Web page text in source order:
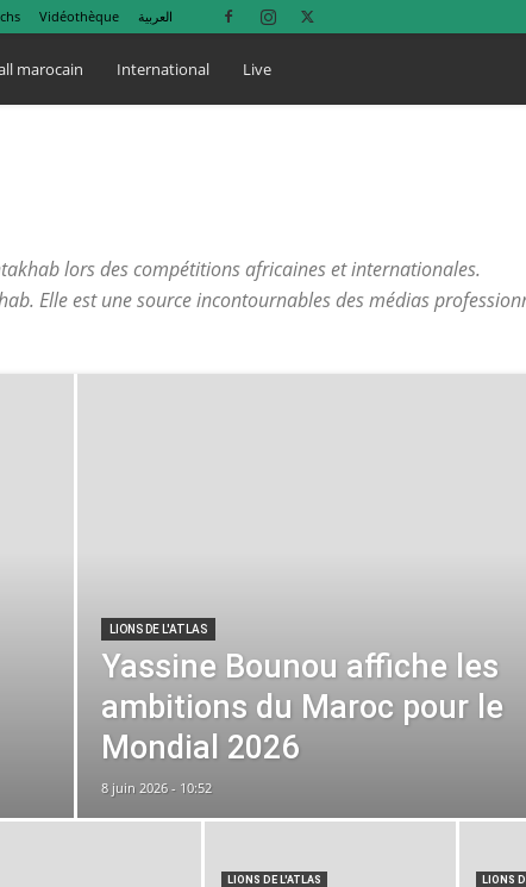
Vidéothèque العربية
marocain International Live
lors des compétitions africaines et internationales.
Elle est une source incontournables des médias
LIONS DE L'ATLAS
Yassine Bounou affiche les
ambitions du Maroc pour le
Mondial 2026
8 juin 2026 - 10:52
LIONS DE L'ATLAS LIONS